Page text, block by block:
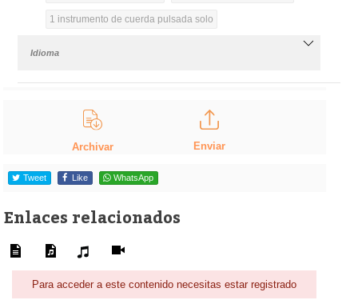
1 instrumento de cuerda pulsada solo
Idioma
Archivar Enviar
Tweet Like WhatsApp
Enlaces relacionados
Para acceder a este contenido necesitas estar registrado